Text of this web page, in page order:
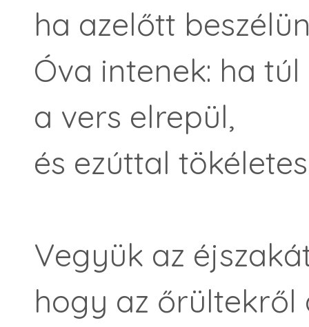
ha azelőtt
Óva intenek: ha
a vers elrepül,
és ezúttal
Vegyük az
hogy az őrültekről